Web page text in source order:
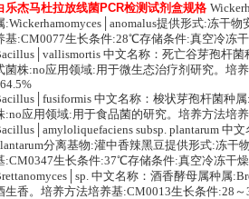
乐杰马杜拉放线菌PCR检测试剂盒规格
:Wickerhamomyces│anomalus提供形式:冻干
基:CM0077生长条件:28℃存储条件:真空冷冻干
中文名称：死亡谷芽孢杆
菌株:no应用领域:用于微生态治疗剂研究。培
中文名称：梭状芽孢杆菌种
:no应用领域:用于食品菌的研究。培养方法培
subsp. plantarum 中
分离基物:灌中香辣黑豆提供形式:冻干
:CM0347生长条件:37℃存储条件:真空冷冻干
中文名称：酒香酵母属种属
生香。培养方法培养基:CM0013生长条件:28